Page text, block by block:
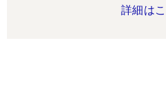
詳細は